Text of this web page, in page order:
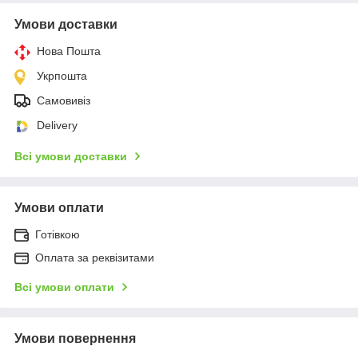
Умови доставки
Нова Пошта
Укрпошта
Самовивіз
Delivery
Всі умови доставки
Умови оплати
Готівкою
Оплата за реквізитами
Всі умови оплати
Умови повернення